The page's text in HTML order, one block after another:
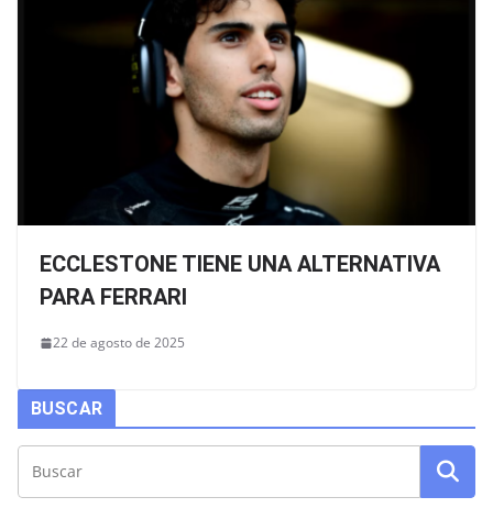
ECCLESTONE TIENE UNA ALTERNATIVA
PARA FERRARI
22 de agosto de 2025
BUSCAR